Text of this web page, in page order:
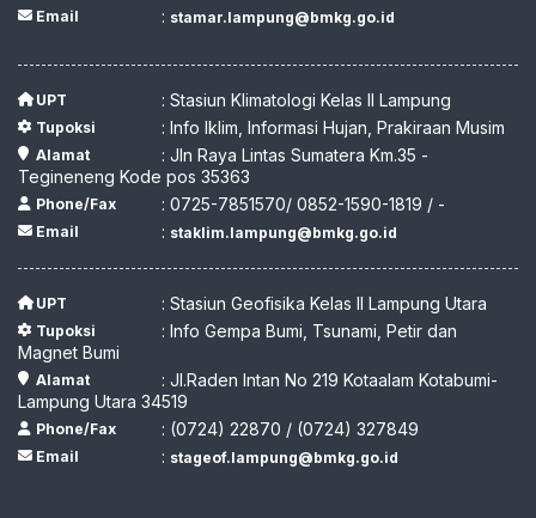
Email : stamar.lampung@bmkg.go.id
UPT : Stasiun Klimatologi Kelas II Lampung
Tupoksi : Info Iklim, Informasi Hujan, Prakiraan Musim
Alamat
: Jln Raya Lintas Sumatera Km.35 -
Tegineneng Kode pos 35363
Phone/Fax : 0725-7851570/ 0852-1590-1819 / -
Email : staklim.lampung@bmkg.go.id
UPT : Stasiun Geofisika Kelas II Lampung Utara
Tupoksi
: Info Gempa Bumi, Tsunami, Petir dan
Magnet Bumi
Alamat
: Jl.Raden Intan No 219 Kotaalam Kotabumi-
Lampung Utara 34519
Phone/Fax : (0724) 22870 / (0724) 327849
Email : stageof.lampung@bmkg.go.id